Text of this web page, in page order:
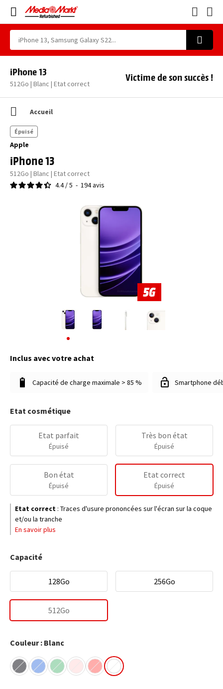
iPhone 13
512Go | Blanc | Etat correct
Victime de son succès !
Accueil
Apple
iPhone 13
512Go | Blanc | Etat correct
4.4 /5 - 194avis
Épuisé
Inclus avec votre achat
Capacité de charge maximale > 85 % Smartphone
Etat cosmétique
Etat parfait
Épuisé
Très bon état
Épuisé
Bon état
Épuisé
Etat correct
Épuisé
Etat correct : Traces d'usure prononcées sur l'écran sur la coque
et/ou la tranche
En savoir plus
Capacité
128Go 256Go
512Go
Couleur : Blanc